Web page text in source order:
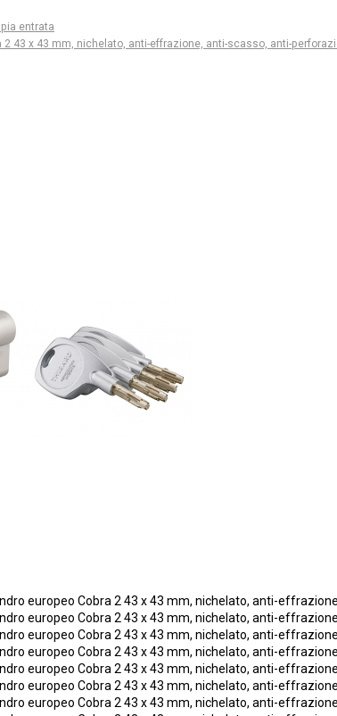
entrata
2 43 x 43 mm, nichelato, anti-effrazione, anti-scasso, anti-